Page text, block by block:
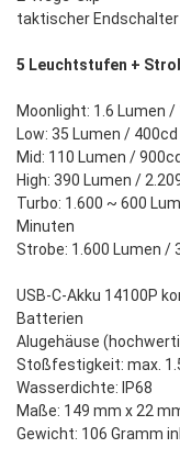
taktischer
5 Leuchtstufen +
Moonlight: 1.6 Lumen /
Low: 35 Lumen /
Mid: 110 Lumen /
High: 390 Lumen /
Turbo: 1.600 ~ 600
Minuten
Strobe: 1.600 Lumen /
USB-C-Akku 14100P
Batterien
Alugehäuse
Stoßfestigkeit: max.
Wasserdichte: IP68
Maße: 149 mm x 22
Gewicht: 106 Gramm